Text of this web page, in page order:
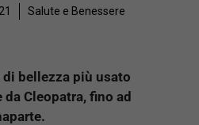
Salute e Benessere
bellezza più usato
Cleopatra, fino ad